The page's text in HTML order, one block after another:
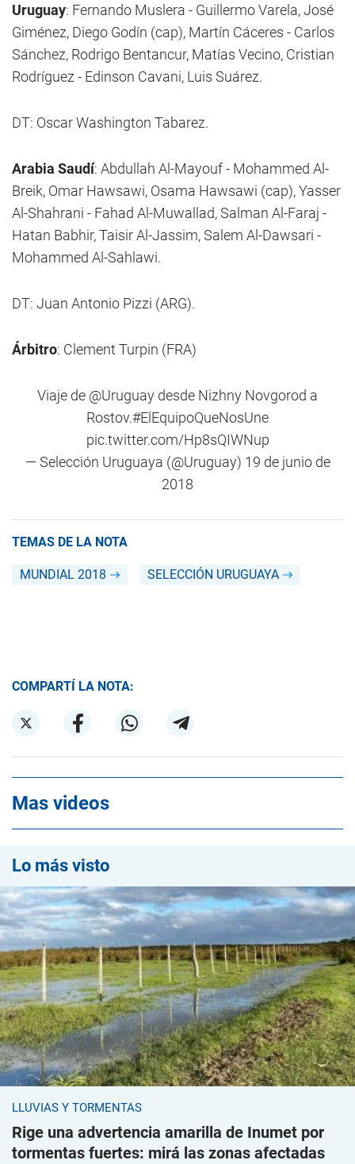
Uruguay: Fernando Muslera - Guillermo Varela, José
Giménez, Diego Godín (cap), Martín Cáceres - Carlos
Sánchez, Rodrigo Bentancur, Matías Vecino, Cristian
Rodríguez - Edinson Cavani, Luis Suárez.
DT: Oscar Washington Tabarez.
Arabia Saudí: Abdullah Al-Mayouf - Mohammed Al-
Breik, Omar Hawsawi, Osama Hawsawi (cap), Yasser
Al-Shahrani - Fahad Al-Muwallad, Salman Al-Faraj -
Hatan Babhir, Taisir Al-Jassim, Salem Al-Dawsari -
Mohammed Al-Sahlawi.
DT: Juan Antonio Pizzi (ARG).
Árbitro: Clement Turpin (FRA)
Viaje de @Uruguay desde Nizhny Novgorod a
Rostov.#ElEquipoQueNosUne
pic.twitter.com/Hp8sQIWNup
— Selección Uruguaya (@Uruguay) 19 de junio de
2018
TEMAS DE LA NOTA
MUNDIAL 2018 SELECCIÓN URUGUAYA
COMPARTÍ LA NOTA:
Mas videos
Lo más visto
LLUVIAS Y TORMENTAS
Rige una advertencia amarilla de Inumet por
tormentas fuertes: mirá las zonas afectadas